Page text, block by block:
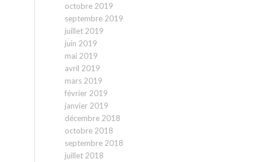
octobre 2019
septembre 2019
juillet 2019
juin 2019
mai 2019
avril 2019
mars 2019
février 2019
janvier 2019
décembre 2018
octobre 2018
septembre 2018
juillet 2018